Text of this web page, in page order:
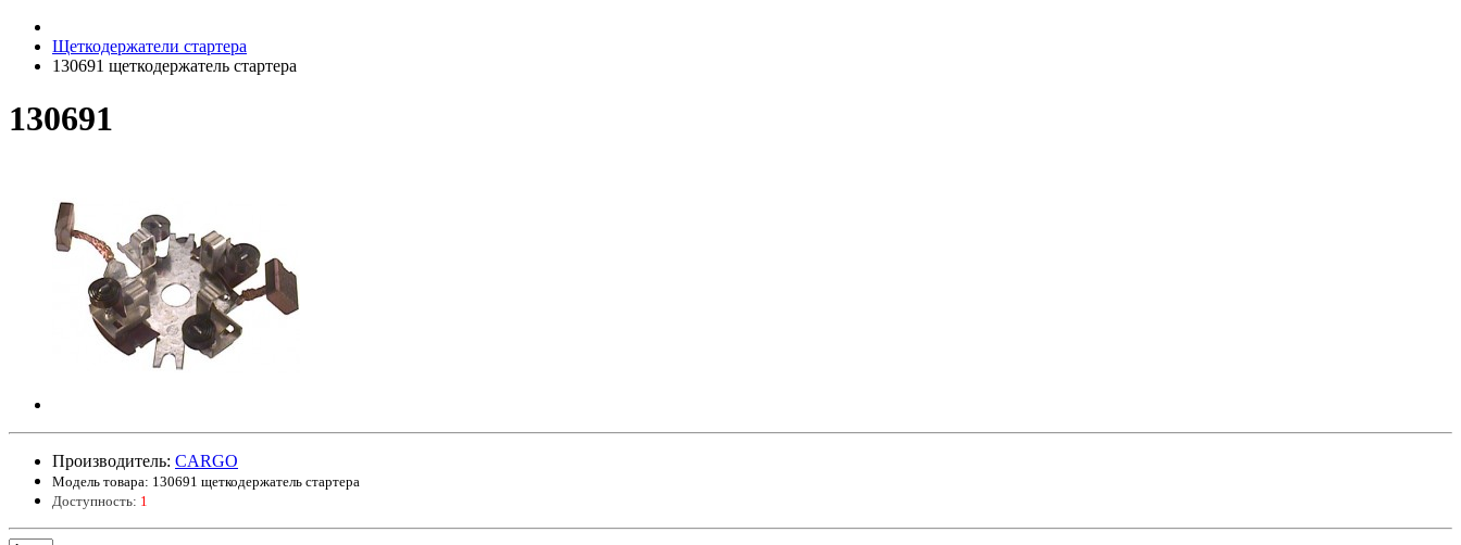
Щеткодержатели стартера
130691 щеткодержатель стартера
130691
Производитель: CARGO
Модель товара: 130691 щеткодержатель стартера
Доступность: 1